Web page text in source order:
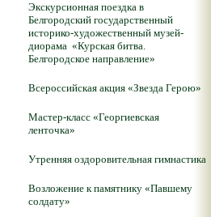
Экскурсионная поездка в
Белгородский государственный
историко-художественный музей-
диорама «Курская битва.
Белгородское направление»
Всероссийская акция «Звезда Герою»
Мастер-класс «Георгиевская
ленточка»
Утренняя оздоровительная гимнастика
Возложение к памятнику «Павшему
солдату»